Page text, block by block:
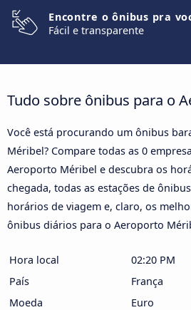
Encontre o ônibus pra
Fácil e transparente
Tudo sobre ônibus para o
Você está procurando um ônibus
Méribel? Compare todas as 0
Aeroporto Méribel e descubra os
chegada, todas as estações de
horários de viagem e, claro, os
ônibus diários para o Aeroporto
Hora local
02:20 PM
País
França
Moeda
Euro